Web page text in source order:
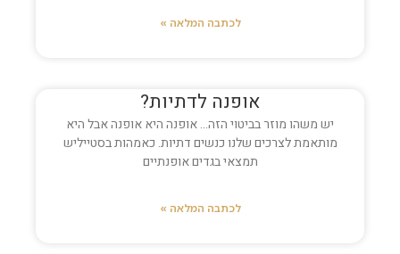
לכתבה המלאה »
אופנה לדתיות?
יש משהו מוזר בביטוי הזה… אופנה היא אופנה אבל היא
מותאמת לצרכים שלנו כנשים דתיות. כאמהות בסטייליש
תמצאי בגדים אופנתיים
לכתבה המלאה »